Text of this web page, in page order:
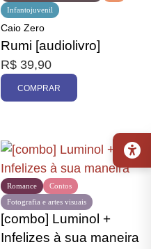
Infantojuvenil
Caio Zero
Rumi [audiolivro]
R$ 39,90
COMPRAR
20%
Contos
Fotografia e artes visuais
Romance
[combo] Luminol +
Infelizes à sua maneira